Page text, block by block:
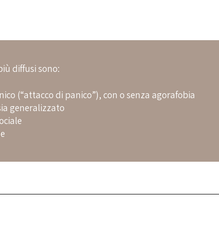
diffusi sono:
(“attacco di panico”), con o senza agorafobia
generalizzato